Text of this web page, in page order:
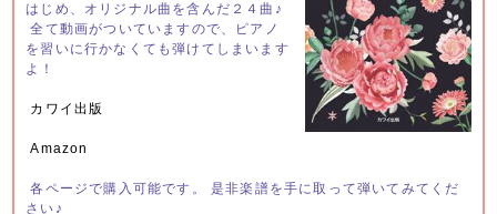
はじめ、オリジナル曲を含んだ２４曲♪
全て動画がついていますので、ピアノ
を習いに行かなくても弾けてしまいます
よ！
カワイ出版
Amazon
各ページで購入可能です。 是非楽譜を手に取って弾いてみてくだ
さい♪